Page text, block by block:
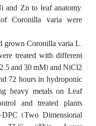
Zn to leaf anatomy,
Coronilla varia were
grown Coronilla varia L.
treated with different
and 30 mM) and NiCl2
72 hours in hydroponic
heavy metals on Leaf
and treated plants
(Two Dimensional